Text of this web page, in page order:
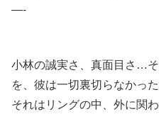
—-
小林の誠実さ、真面目さ…
を、彼は一切裏切らなかった
それはリングの中、外に関